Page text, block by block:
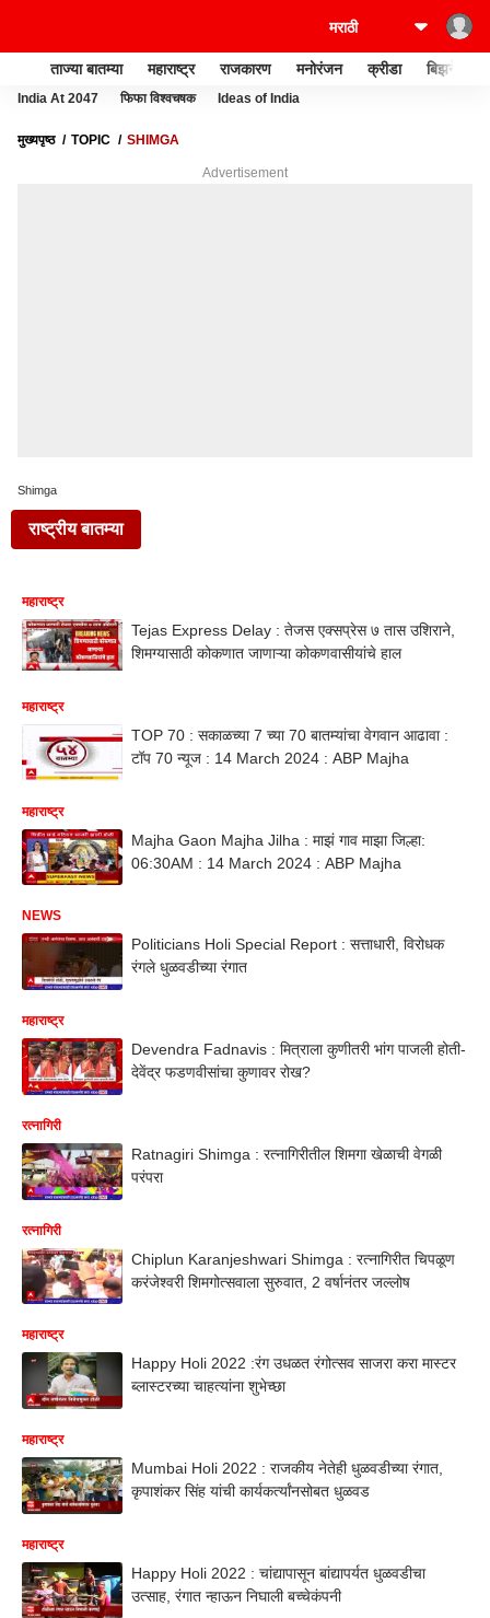
ताज्या बातम्या महाराष्ट्र राजकारण मनोरंजन क्रीडा बिझनेस
India At 2047 फिफा विश्वचषक Ideas of India
मुख्यपृष्ठ TOPIC SHIMGA
Advertisement
Shimga
राष्ट्रीय बातम्या
महाराष्ट्र
Tejas Express Delay : तेजस एक्सप्रेस ७ तास उशिराने,
शिमग्यासाठी कोकणात जाणाऱ्या कोकणवासीयांचे हाल
महाराष्ट्र
TOP 70 : सकाळच्या 7 च्या 70 बातम्यांचा वेगवान आढावा :
टॉप 70 न्यूज : 14 March 2024 : ABP Majha
महाराष्ट्र
Majha Gaon Majha Jilha : माझं गाव माझा जिल्हा:
06:30AM : 14 March 2024 : ABP Majha
NEWS
Politicians Holi Special Report : सत्ताधारी, विरोधक
रंगले धुळवडीच्या रंगात
महाराष्ट्र
Devendra Fadnavis : मित्राला कुणीतरी भांग पाजली होती-
देवेंद्र फडणवीसांचा कुणावर रोख?
रत्नागिरी
Ratnagiri Shimga : रत्नागिरीतील शिमगा खेळाची वेगळी
परंपरा
रत्नागिरी
Chiplun Karanjeshwari Shimga : रत्नागिरीत चिपळूण
करंजेश्वरी शिमगोत्सवाला सुरुवात, 2 वर्षानंतर जल्लोष
महाराष्ट्र
Happy Holi 2022 :रंग उधळत रंगोत्सव साजरा करा मास्टर
ब्लास्टरच्या चाहत्यांना शुभेच्छा
महाराष्ट्र
Mumbai Holi 2022 : राजकीय नेतेही धुळवडीच्या रंगात,
कृपाशंकर सिंह यांची कार्यकर्त्यांनसोबत धुळवड
महाराष्ट्र
Happy Holi 2022 : चांद्यापासून बांद्यापर्यत धुळवडीचा
उत्साह, रंगात न्हाऊन निघाली बच्चेकंपनी